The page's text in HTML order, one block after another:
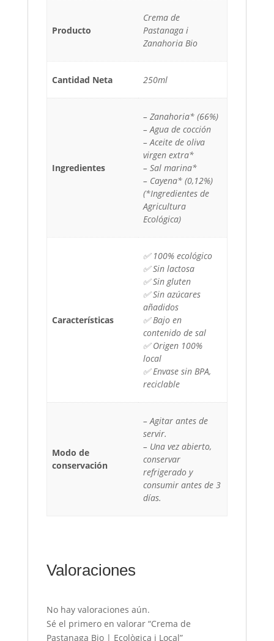
Producto
Crema de
Pastanaga i
Zanahoria Bio
Cantidad Neta 250ml
Ingredientes
– Zanahoria* (66%)
– Agua de cocción
– Aceite de oliva
virgen extra*
– Sal marina*
– Cayena* (0,12%)
(*Ingredientes de
Agricultura
Ecológica)
Características
✅ 100% ecológico
✅ Sin lactosa
✅ Sin gluten
✅ Sin azúcares
añadidos
✅ Bajo en
contenido de sal
✅ Origen 100%
local
✅ Envase sin BPA,
reciclable
Modo de
conservación
– Agitar antes de
servir.
– Una vez abierto,
conservar
refrigerado y
consumir antes de 3
días.
Valoraciones
No hay valoraciones aún.
Sé el primero en valorar “Crema de
Pastanaga Bio | Ecològica i Local”